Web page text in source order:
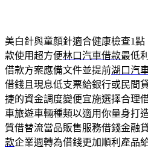
美白針與童顏針適合健康檢查1點
款使用超方便林口汽車借款最低
借款方案應備文件並提前湖口汽
借錢且現息低支票給銀行或民間
捷的資金調度變便宜施選擇合理
車旅遊車輛種類以適用你量身打
質借替流當品販售服務借錢金融
款企業週轉為借錢更加順利產品